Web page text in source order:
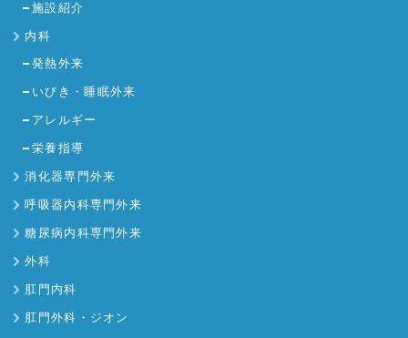
施設紹介
内科
発熱外来
いびき・睡眠外来
アレルギー
栄養指導
消化器専門外来
呼吸器内科専門外来
糖尿病内科専門外来
外科
肛門内科
肛門外科・ジオン